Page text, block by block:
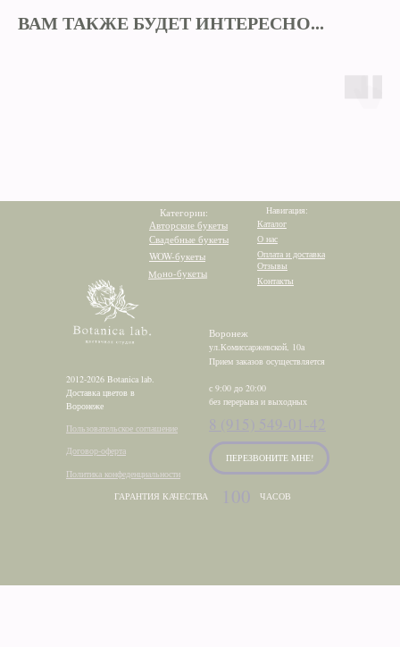
ВАМ ТАКЖЕ БУДЕТ ИНТЕРЕСНО...
2012-2026 Botanica lab.
Доставка цветов в
Воронеже
Договор-оферта
Пользовательское соглашение
Политика конфеденциальности
ПЕРЕЗВОНИТЕ МНЕ!
Контакты
Отзывы
Оплата и доставка
О нас
Каталог
Навигация:
Категории:
Моно-букеты
WOW-букеты
Свадебные букеты
Авторские букеты
ГАРАНТИЯ КАЧЕСТВА ЧАСОВ
Прием заказов осуществляется
с 9:00 до 20:00
без перерыва и выходных
ул.Комиссаржевской, 10а
Воронеж